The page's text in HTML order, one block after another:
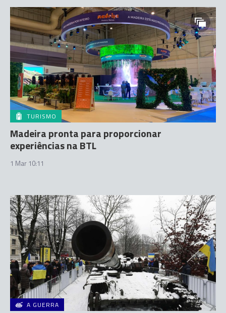
TURISMO
Madeira pronta para proporcionar
experiências na BTL
1 Mar 10:11
A GUERRA